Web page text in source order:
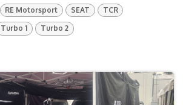
RE Motorsport SEAT TCR
Turbo 1
Turbo 2